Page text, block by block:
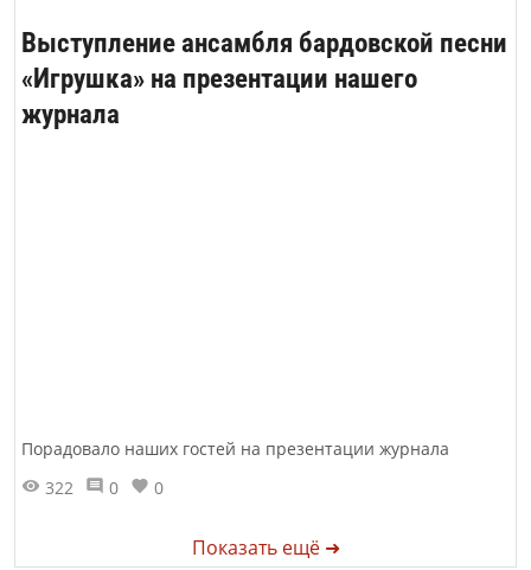
Выступление ансамбля бардовской песни
«Игрушка» на презентации нашего
журнала
Порадовало наших гостей на презентации журнала
322
0 0
Показать ещё ➜